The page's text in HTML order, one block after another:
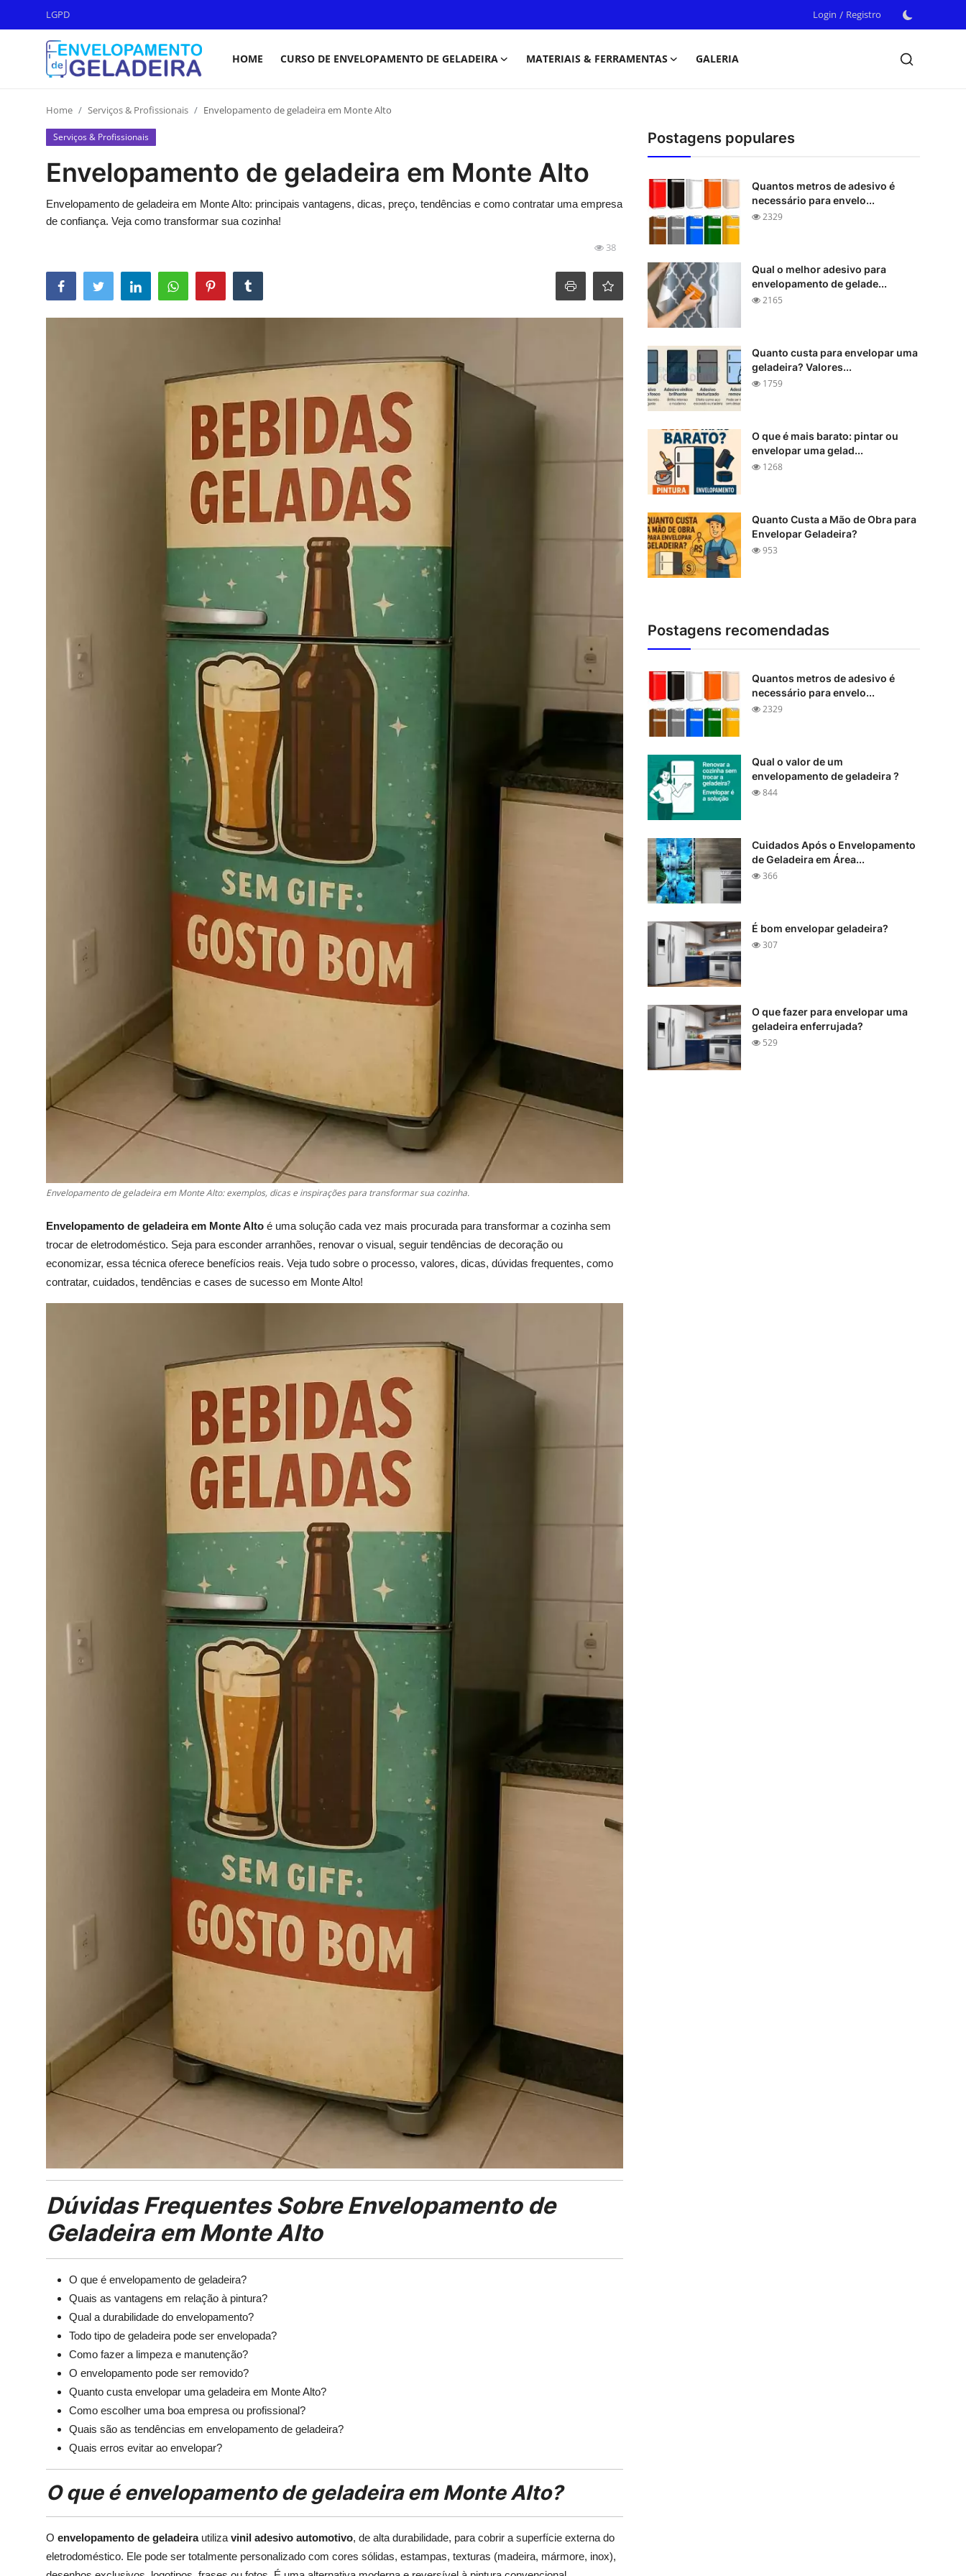
LGPD Login / Registro
HOME CURSO DE ENVELOPAMENTO DE GELADEIRA MATERIAIS & FERRAMENTAS
GALERIA
Login
Registro
Geladeira
Materiais & Ferramentas
Home Serviços & Profissionais Envelopamento de geladeira em Monte Alto
Serviços & Profissionais
Envelopamento de geladeira em Monte Alto
Envelopamento de geladeira em Monte Alto: principais vantagens, dicas, preço, tendências e como contratar uma empresa
de confiança. Veja como transformar sua cozinha!
38
Envelopamento de geladeira em Monte Alto: exemplos, dicas e inspirações para transformar sua cozinha.
Envelopamento de geladeira em Monte Alto é uma solução cada vez mais procurada para transformar a cozinha sem
trocar de eletrodoméstico. Seja para esconder arranhões, renovar o visual, seguir tendências de decoração ou
economizar, essa técnica oferece benefícios reais. Veja tudo sobre o processo, valores, dicas, dúvidas frequentes, como
contratar, cuidados, tendências e cases de sucesso em Monte Alto!
Dúvidas Frequentes Sobre Envelopamento de
Geladeira em Monte Alto
O que é envelopamento de geladeira?
Quais as vantagens em relação à pintura?
Qual a durabilidade do envelopamento?
Todo tipo de geladeira pode ser envelopada?
Como fazer a limpeza e manutenção?
O envelopamento pode ser removido?
Quanto custa envelopar uma geladeira em Monte Alto?
Como escolher uma boa empresa ou profissional?
Quais são as tendências em envelopamento de geladeira?
Quais erros evitar ao envelopar?
O que é envelopamento de geladeira em Monte Alto?
O envelopamento de geladeirautiliza vinil adesivo automotivo, de alta durabilidade, para cobrir a superfície externa do
eletrodoméstico. Ele pode ser totalmente personalizado com cores sólidas, estampas, texturas (madeira, mármore, inox),
Postagens populares
Quantos metros de adesivo é
necessário para envelo...
2329
Qual o melhor adesivo para
envelopamento de gelade...
2165
Quanto custa para envelopar uma
geladeira? Valores...
1759
O que é mais barato: pintar ou
envelopar uma gelad...
1268
Quanto Custa a Mão de Obra para
Envelopar Geladeira?
953
Postagens recomendadas
Quantos metros de adesivo é
necessário para envelo...
2329
Qual o valor de um
envelopamento de geladeira ?
844
Cuidados Após o Envelopamento
de Geladeira em Área...
366
É bom envelopar geladeira?
307
O que fazer para envelopar uma
geladeira enferrujada?
529